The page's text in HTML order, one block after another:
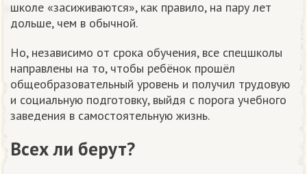
школе «засиживаются», как правило, на пару лет
дольше, чем в обычной.
Но, независимо от срока обучения, все спецшколы
направлены на то, чтобы ребёнок прошёл
общеобразовательный уровень и получил трудовую
и социальную подготовку, выйдя с порога учебного
заведения в самостоятельную жизнь.
Всех ли берут?